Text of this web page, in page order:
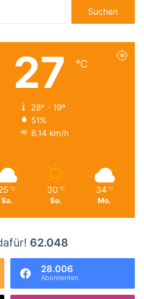
nach:
27 ℃
28º - 19º
51%
6.14 km/h
℃
Sa.
30 ℃
So.
34 ℃
Mo.
62.048
28.006
Abonnenten